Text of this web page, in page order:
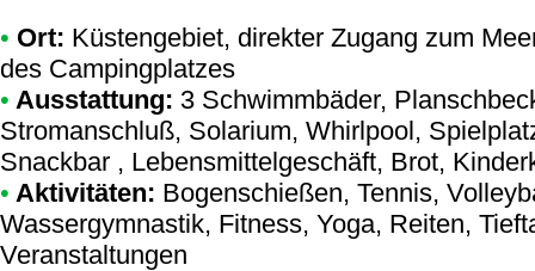
• Ort: Küstengebiet, direkter Zugang zum
des Campingplatzes
• Ausstattung: 3 Schwimmbäder,
Stromanschluß, Solarium, Whirlpool,
Snackbar , Lebensmittelgeschäft, Brot,
• Aktivitäten: Bogenschießen, Tennis,
Wassergymnastik, Fitness, Yoga, Reiten,
Veranstaltungen